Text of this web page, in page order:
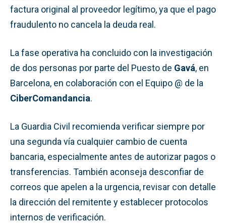
factura original al proveedor legítimo, ya que el pago
fraudulento no cancela la deuda real.
La fase operativa ha concluido con la investigación
de dos personas por parte del Puesto de Gavá, en
Barcelona, en colaboración con el Equipo @ de la
CiberComandancia.
La Guardia Civil recomienda verificar siempre por
una segunda vía cualquier cambio de cuenta
bancaria, especialmente antes de autorizar pagos o
transferencias. También aconseja desconfiar de
correos que apelen a la urgencia, revisar con detalle
la dirección del remitente y establecer protocolos
internos de verificación.